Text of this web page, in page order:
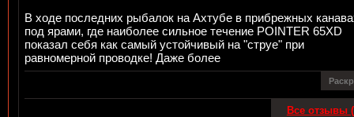
В ходе последних рыбалок на Ахтубе в прибрежных
под ярами, где наиболее сильное течение POINTER 65XD
показал себя как самый устойчивый на "струе" при
равномерной проводке! Даже более
Все отзывы